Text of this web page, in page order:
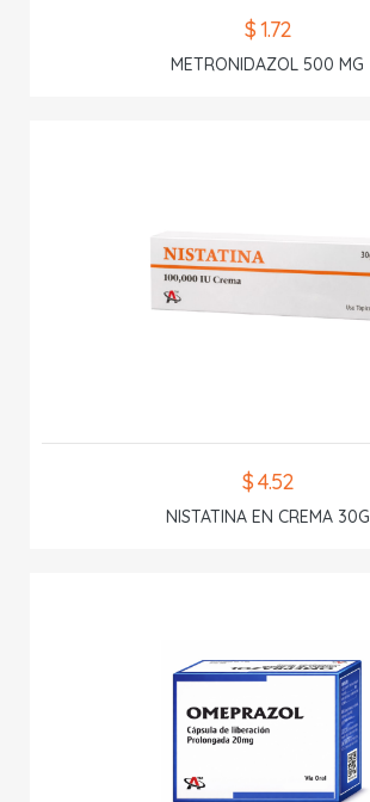
$ 1.72
METRONIDAZOL 500 MG
$ 4.52
NISTATINA EN CREMA 30G